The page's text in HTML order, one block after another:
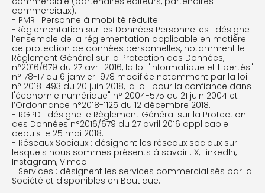
commerciaux).
- PMR : Personne à mobilité réduite.
-Règlementation sur les Données Personnelles : désigne
l’ensemble de la réglementation applicable en matière
de protection de données personnelles, notamment le
Règlement Général sur la Protection des Données,
n°2016/679 du 27 avril 2016, la loi "Informatique et Libertés"
n° 78-17 du 6 janvier 1978 modifiée notamment par la loi
n° 2018-493 du 20 juin 2018, la loi "pour la confiance dans
l'économie numérique" n° 2004-575 du 21 juin 2004 et
l’Ordonnance n°2018-1125 du 12 décembre 2018.
- RGPD : désigne le Règlement Général sur la Protection
des Données n°2016/679 du 27 avril 2016 applicable
depuis le 25 mai 2018.
- Réseaux Sociaux : désignent les réseaux sociaux sur
lesquels nous sommes présents à savoir : X, LinkedIn,
Instagram, Vimeo.
- Services : désignent les services commercialisés par la
Société et disponibles en Boutique.